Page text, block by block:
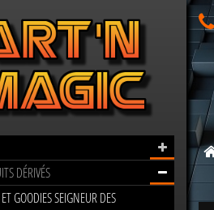
DÉRIVÉS
GOODIES SEIGNEUR DES